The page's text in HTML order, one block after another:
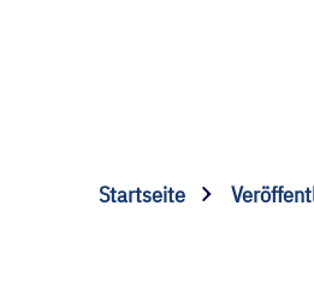
Startseite